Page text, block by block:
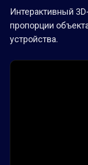
Интерактивный
пропорции
устройства.